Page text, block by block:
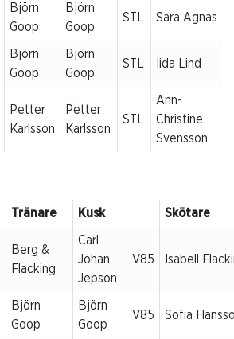
Björn
Goop
Björn
Goop
STL Sara Agnas
Björn
Goop
Björn
Goop
STL Iida Lind
Petter
Karlsson
Petter
Karlsson
STL
Ann-
Christine
Svensson
Tränare Kusk Skötare
Berg &
Flacking
Carl
Johan
Jepson
V85 Isabell
Björn
Goop
Björn
Goop
V85 Sofia